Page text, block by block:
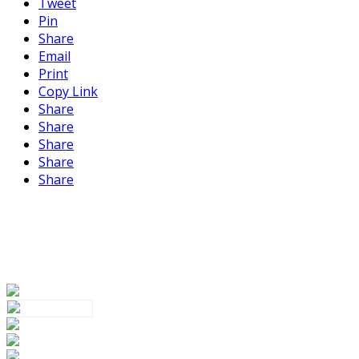
Tweet
Pin
Share
Email
Print
Copy Link
Share
Share
Share
Share
Share